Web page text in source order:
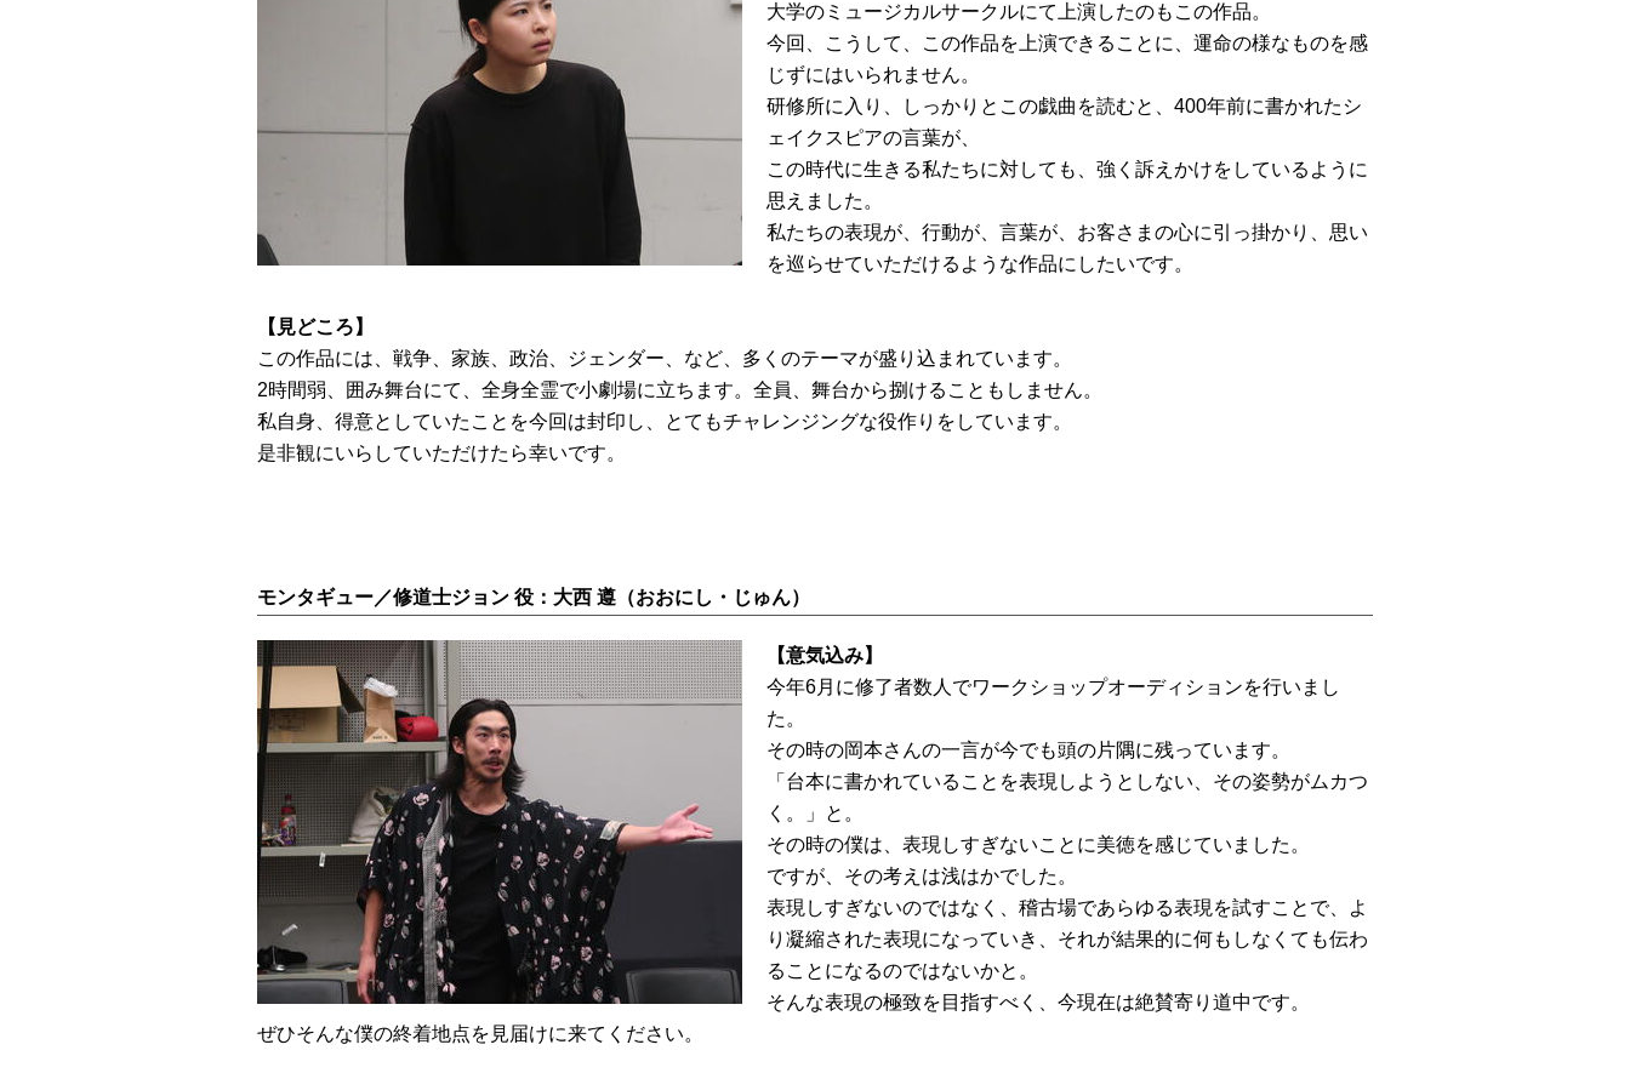
大学のミュージカルサークルにて上演したのもこの作品。
今回、こうして、この作品を上演できることに、運命の様なものを感
じずにはいられません。
研修所に入り、しっかりとこの戯曲を読むと、400年前に書かれたシ
ェイクスピアの言葉が、
この時代に生きる私たちに対しても、強く訴えかけをしているように
思えました。
私たちの表現が、行動が、言葉が、お客さまの心に引っ掛かり、思い
を巡らせていただけるような作品にしたいです。
【見どころ】
この作品には、戦争、家族、政治、ジェンダー、など、多くのテーマが盛り込まれています。
2時間弱、囲み舞台にて、全身全霊で小劇場に立ちます。全員、舞台から捌けることもしません。
私自身、得意としていたことを今回は封印し、とてもチャレンジングな役作りをしています。
是非観にいらしていただけたら幸いです。
モンタギュー／修道士ジョン 役：大西 遵（おおにし・じゅん）
【意気込み】
今年6月に修了者数人でワークショップオーディションを行いまし
た。
その時の岡本さんの一言が今でも頭の片隅に残っています。
「台本に書かれていることを表現しようとしない、その姿勢がムカつ
く。」と。
その時の僕は、表現しすぎないことに美徳を感じていました。
ですが、その考えは浅はかでした。
表現しすぎないのではなく、稽古場であらゆる表現を試すことで、よ
り凝縮された表現になっていき、それが結果的に何もしなくても伝わ
ることになるのではないかと。
そんな表現の極致を目指すべく、今現在は絶賛寄り道中です。
ぜひそんな僕の終着地点を見届けに来てください。